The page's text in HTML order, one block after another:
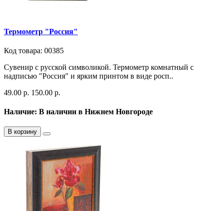
Термометр "Россия"
Код товара: 00385
Сувенир с русской символикой. Термометр комнатный с
надписью "Россия" и ярким принтом в виде росп..
49.00 р. 150.00 р.
Наличие: В наличии в Нижнем Новгороде
В корзину